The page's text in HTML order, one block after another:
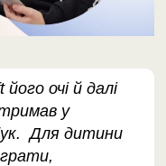
очі й далі
у
Для дитини